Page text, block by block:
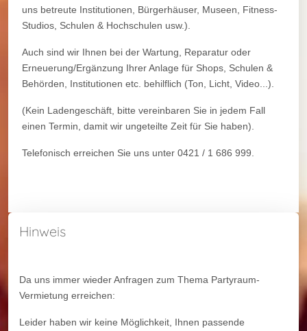
uns betreute Institutionen, Bürgerhäuser, Museen, Fitness-
Studios, Schulen & Hochschulen usw.).
Auch sind wir Ihnen bei der Wartung, Reparatur oder
Erneuerung/Ergänzung Ihrer Anlage für Shops, Schulen &
Behörden, Institutionen etc. behilflich (Ton, Licht, Video...).
(Kein Ladengeschäft, bitte vereinbaren Sie in jedem Fall
einen Termin, damit wir ungeteilte Zeit für Sie haben).
Telefonisch erreichen Sie uns unter 0421 / 1 686 999.
Hinweis
Da uns immer wieder Anfragen zum Thema Partyraum-
Vermietung erreichen:
Leider haben wir keine Möglichkeit, Ihnen passende